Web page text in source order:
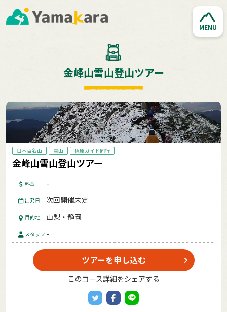
MENU
金峰山雪山登山ツアー
日本百名山 雪山 梶原ガイド同行
金峰山雪山登山ツアー
料金 -
出発日 次回開催未定
目的地 山梨・静岡
スタッフ -
ツアーを申し込む
このコース詳細をシェアする